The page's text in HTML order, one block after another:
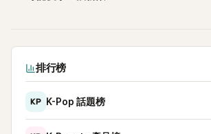
排行榜
KP K-Pop 話題榜